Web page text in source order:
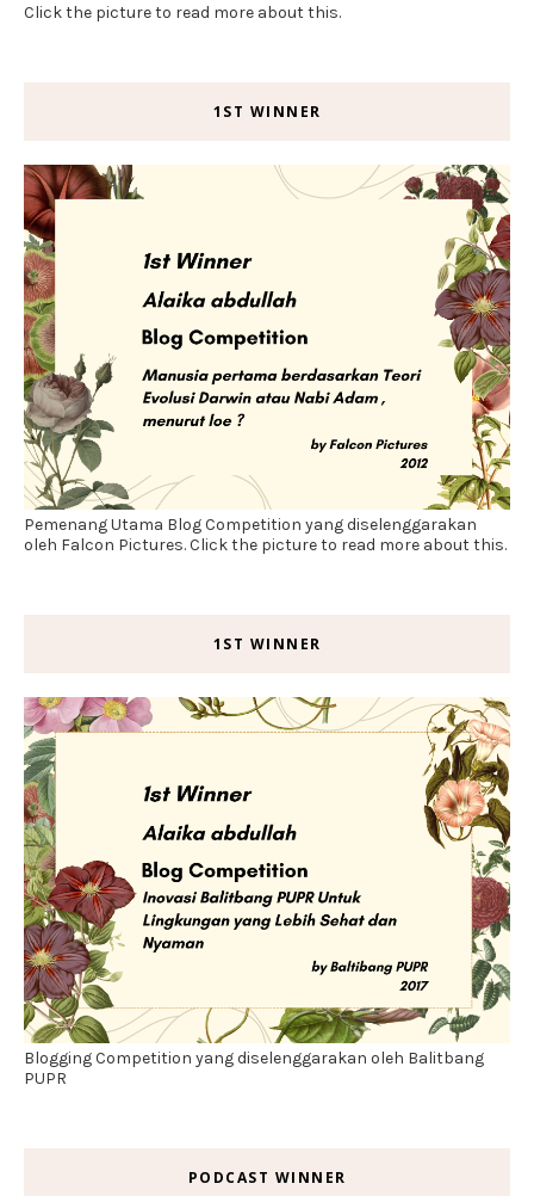
Click the picture to read more about this.
1ST WINNER
Pemenang Utama Blog Competition yang diselenggarakan
oleh Falcon Pictures. Click the picture to read more about this.
1ST WINNER
Blogging Competition yang diselenggarakan oleh Balitbang
PUPR
PODCAST WINNER